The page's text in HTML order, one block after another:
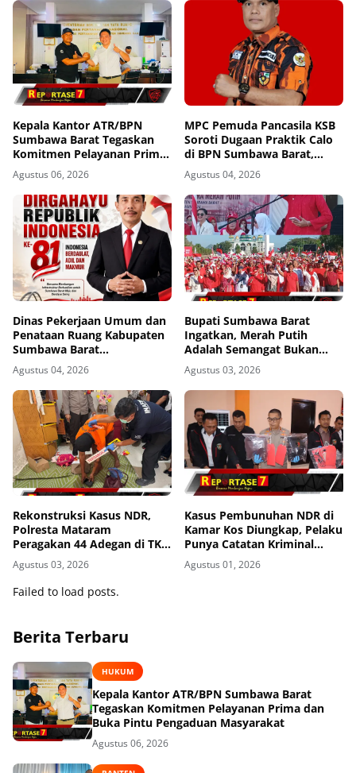
Kepala Kantor ATR/BPN
Sumbawa Barat Tegaskan
Komitmen Pelayanan Prima
dan Buka Pintu Pengaduan
Masyarakat
Agustus 06, 2026
MPC Pemuda Pancasila KSB
Soroti Dugaan Praktik Calo
di BPN Sumbawa Barat,
Desak Evaluasi Total dan
Turun Tangan Aparat
Penegak Hukum
Agustus 04, 2026
Dinas Pekerjaan Umum dan
Penataan Ruang Kabupaten
Sumbawa Barat
Mengucapkan Dirgahayu
Republik Indonesia ke-81
Agustus 04, 2026
Bupati Sumbawa Barat
Ingatkan, Merah Putih
Adalah Semangat Bukan
Sekadar Dekorasi
Agustus 03, 2026
Rekonstruksi Kasus NDR,
Polresta Mataram
Peragakan 44 Adegan di TKP
Kos Gomong
Agustus 03, 2026
Kasus Pembunuhan NDR di
Kamar Kos Diungkap, Pelaku
Punya Catatan Kriminal
Kekerasan
Agustus 01, 2026
Failed to load posts.
Berita Terbaru
HUKUM
Kepala Kantor ATR/BPN Sumbawa Barat
Tegaskan Komitmen Pelayanan Prima dan
Buka Pintu Pengaduan Masyarakat
Agustus 06, 2026